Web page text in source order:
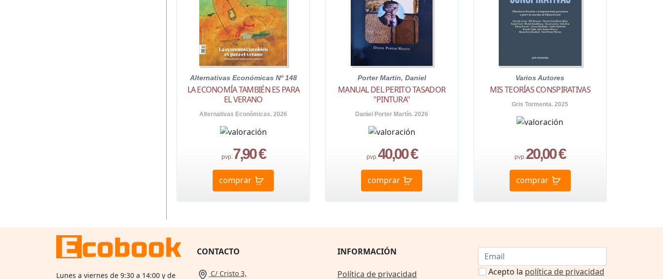
Alternativas Económicas Nº 148
LA ECONOMÍA TAMBIÉN ES PARA
EL VERANO
Alternativas Económicas. 2026
pvp.7,90 €
comprar
Porter Martín, Daniel
MANUAL DEL PERITO TASADOR
"PINTURA"
Daniel Porter Martín. 2026
pvp.40,00 €
comprar
Varios Autores
MIS TEORÍAS CONSPIRATIVAS
Gris Tormenta. 2025
pvp.20,00 €
comprar
Lunes a viernes de 9:30 a 14:00 y de
CONTACTO
C/ Cristo 3,
INFORMACIÓN
Política de privacidad Acepto la política de privacidad